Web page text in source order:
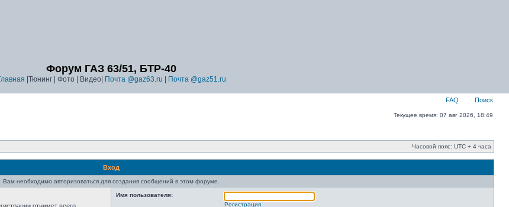
Форум ГАЗ 63/51, БТР-40
|Тюнинг | Фото | Видео| Почта @gaz63.ru Почта @gaz51.ru
FAQ Поиск
Текущее время: 07 авг 2026, 18:49
Часовой пояс: UTC + 4 часа
Вход
Вам необходимо авторизоваться для создания сообщений в этом форуме.
Имя пользователя:
Регистрация